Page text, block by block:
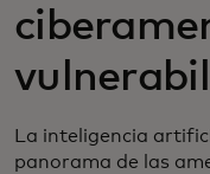
La inteligencia
panorama de las